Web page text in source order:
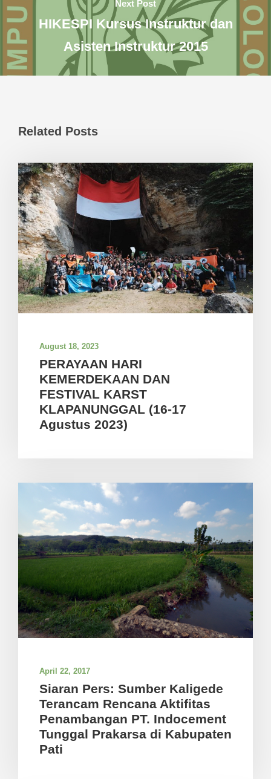
Next Post
HIKESPI Kursus Instruktur dan
Asisten Instruktur 2015
Related Posts
August 18, 2023
PERAYAAN HARI
KEMERDEKAAN DAN
FESTIVAL KARST
KLAPANUNGGAL (16-17
Agustus 2023)
April 22, 2017
Siaran Pers: Sumber Kaligede
Terancam Rencana Aktifitas
Penambangan PT. Indocement
Tunggal Prakarsa di Kabupaten
Pati